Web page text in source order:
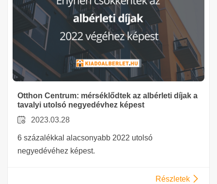
Otthon Centrum: mérséklődtek az albérleti díjak a
tavalyi utolsó negyedévhez képest
2023.03.28
6 százalékkal alacsonyabb 2022 utolsó
negyedévéhez képest.
Részletek